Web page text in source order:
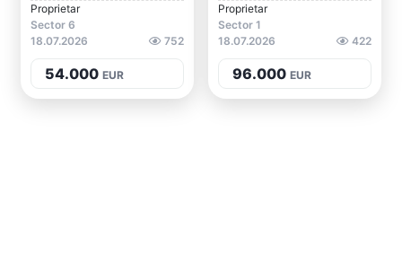
Proprietar
Sector 6
18.07.2026
752
54.000 EUR
Proprietar
Sector 1
18.07.2026
422
96.000 EUR